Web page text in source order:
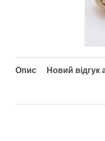
Опис Новий відгук